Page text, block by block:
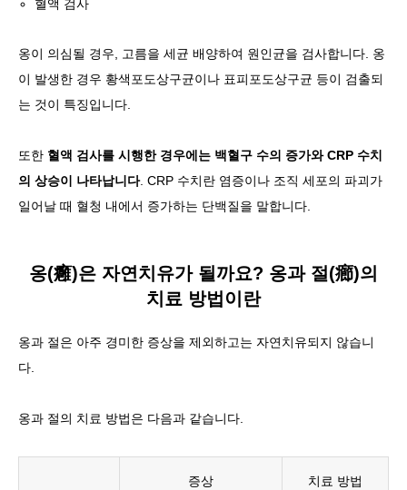
혈액 검사
옹이 의심될 경우, 고름을 세균 배양하여 원인균을 검사합니다. 옹
이 발생한 경우 황색포도상구균이나 표피포도상구균 등이 검출되
는 것이 특징입니다.
또한 혈액 검사를 시행한 경우에는 백혈구 수의 증가와 CRP 수치
의 상승이 나타납니다. CRP 수치란 염증이나 조직 세포의 파괴가
일어날 때 혈청 내에서 증가하는 단백질을 말합니다.
옹(癰)은 자연치유가 될까요? 옹과 절(癤)의
치료 방법이란
옹과 절은 아주 경미한 증상을 제외하고는 자연치유되지 않습니
다.
옹과 절의 치료 방법은 다음과 같습니다.
증상 치료 방법